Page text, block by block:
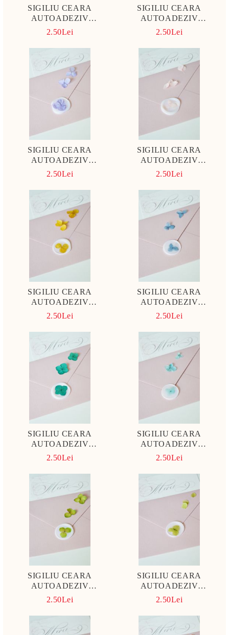
SIGILIU CEARA
AUTOADEZIV
HORTENSIE VERDE
2.50Lei
SIGILIU CEARA
AUTOADEZIV
HORTENSIE ALBASTRU
2.50Lei
SIGILIU CEARA
AUTOADEZIV
HORTENSIE LILA
2.50Lei
SIGILIU CEARA
AUTOADEZIV
HORTENSIE SOMON PAL
2.50Lei
SIGILIU CEARA
AUTOADEZIV
HORTENSIE GALLBEN
2.50Lei
SIGILIU CEARA
AUTOADEZIV
HORTENSIE DUSTY
2.50Lei
SIGILIU CEARA
AUTOADEZIV
HORTENSIE VERDE
2.50Lei
SIGILIU CEARA
AUTOADEZIV
HORTENSIE TURCOAZ
2.50Lei
SIGILIU CEARA
AUTOADEZIV
HORTENSIE VERDE
2.50Lei
SIGILIU CEARA
AUTOADEZIV
HORTENSIE VERDE
2.50Lei